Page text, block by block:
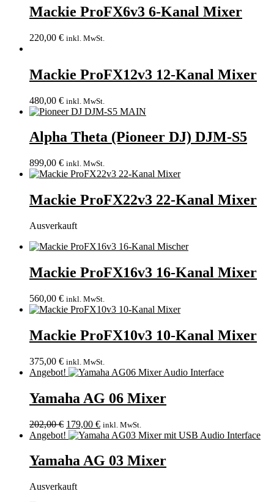
Mackie ProFX6v3 6-Kanal Mixer
220,00 € inkl. MwSt.
Mackie ProFX12v3 12-Kanal Mixer
480,00 € inkl. MwSt.
Alpha Theta (Pioneer DJ) DJM-S5
899,00 € inkl. MwSt.
Mackie ProFX22v3 22-Kanal Mixer
Ausverkauft
Mackie ProFX16v3 16-Kanal Mixer
560,00 € inkl. MwSt.
Mackie ProFX10v3 10-Kanal Mixer
375,00 € inkl. MwSt.
Angebot!
Yamaha AG 06 Mixer
202,00€ 179,00 € inkl. MwSt.
Angebot!
Yamaha AG 03 Mixer
Ausverkauft